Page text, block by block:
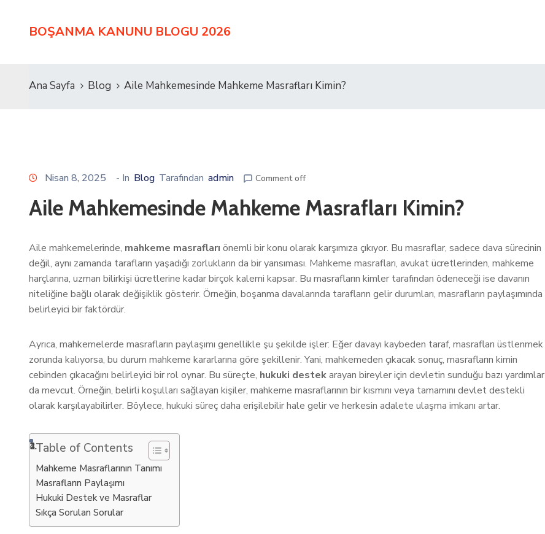
BOŞANMA KANUNU BLOGU 2026
Ana Sayfa Blog Aile Mahkemesinde Mahkeme Masrafları Kimin?
Nisan 8, 2025 - In Blog Tarafından admin Comment off
Aile Mahkemesinde Mahkeme Masrafları Kimin?
Aile mahkemelerinde, mahkeme masrafları önemli bir konu olarak karşımıza çıkıyor. Bu masraflar, sadece dava sürecinin
değil, aynı zamanda tarafların yaşadığı zorlukların da bir yansıması. Mahkeme masrafları, avukat ücretlerinden, mahkeme
harçlarına, uzman bilirkişi ücretlerine kadar birçok kalemi kapsar. Bu masrafların kimler tarafından ödeneceği ise davanın
niteliğine bağlı olarak değişiklik gösterir. Örneğin, boşanma davalarında tarafların gelir durumları, masrafların paylaşımında
belirleyici bir faktördür.
Ayrıca, mahkemelerde masrafların paylaşımı genellikle şu şekilde işler: Eğer davayı kaybeden taraf, masrafları üstlenmek
zorunda kalıyorsa, bu durum mahkeme kararlarına göre şekillenir. Yani, mahkemeden çıkacak sonuç, masrafların kimin
cebinden çıkacağını belirleyici bir rol oynar. Bu süreçte, hukuki destekarayan bireyler için devletin sunduğu bazı yardımlar
da mevcut. Örneğin, belirli koşulları sağlayan kişiler, mahkeme masraflarının bir kısmını veya tamamını devlet destekli
olarak karşılayabilirler. Böylece, hukuki süreç daha erişilebilir hale gelir ve herkesin adalete ulaşma imkanı artar.
Table of Contents
Mahkeme Masraflarının Tanımı
Masrafların Paylaşımı
Hukuki Destek ve Masraflar
Sıkça Sorulan Sorular